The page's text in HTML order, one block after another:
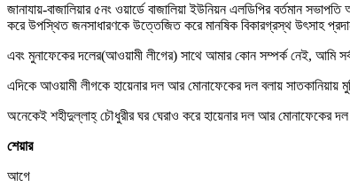
জানাযায়-বাজালিয়ার ৫নং ওয়ার্ডে বাজালিয়া ইউনিয়ন এলডিপির বর্তমান
করে উপস্থিত জনসাধারণকে উত্তেজিত করে মানষিক বিকারগ্রস্থ উৎসাহ
এবং মুনাফেকের দলের(আওয়ামী লীগের) সাথে আমার কোন সম্পর্ক নেই, আমি
এদিকে আওয়ামী লীগকে হায়েনার দল আর মোনাফেকের দল বলায়
অনেকেই শহীদুল্লাহ্ চৌধুরীর ঘর ঘেরাও করে হায়েনার দল আর মোনাফেকের
শেয়ার
আগে